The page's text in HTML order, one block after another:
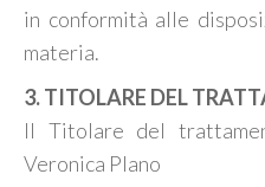
in conformità alle
materia.
3. TITOLARE DEL
Il Titolare del
Veronica Plano